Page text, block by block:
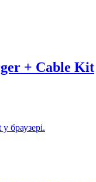
+ Cable Kit
браузері.